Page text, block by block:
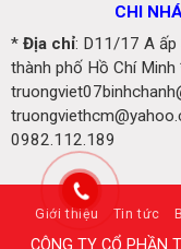
CHI
* Địa chỉ: D11/17 A ấp
thành phố Hồ Chí Minh
0982.112.189
Giới thiệu Tin tức